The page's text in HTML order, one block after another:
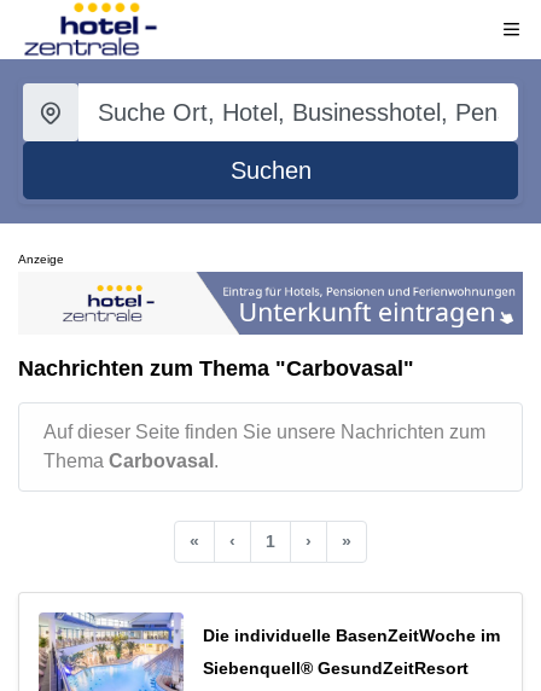
Suchen
Anzeige
Nachrichten zum Thema "Carbovasal"
Auf dieser Seite finden Sie unsere Nachrichten zum
Thema Carbovasal .
« ‹ 1 › »
Die individuelle BasenZeitWoche im
Siebenquell® GesundZeitResort